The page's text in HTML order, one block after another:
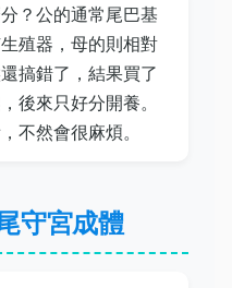
？公的通常尾巴基
殖器，母的則相對
搞錯了，結果買了
後來只好分開養。
不然會很麻煩。
守宮成體